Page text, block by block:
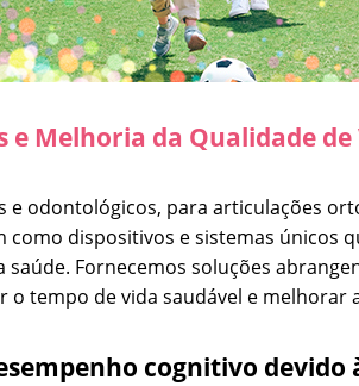
e Melhoria da Qualidade de
e odontológicos, para articulações
como dispositivos e sistemas únicos
Fornecemos soluções
tempo de vida saudável e melhorar
cognitivo devido